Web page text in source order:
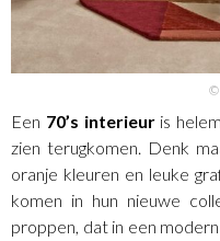
©
Een 70’s interieuris
zien terugkomen. Denk
oranje kleuren en leuke
komen in hun nieuwe
proppen, dat in een